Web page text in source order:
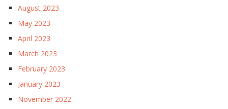
August 2023
May 2023
April 2023
March 2023
February 2023
January 2023
November 2022